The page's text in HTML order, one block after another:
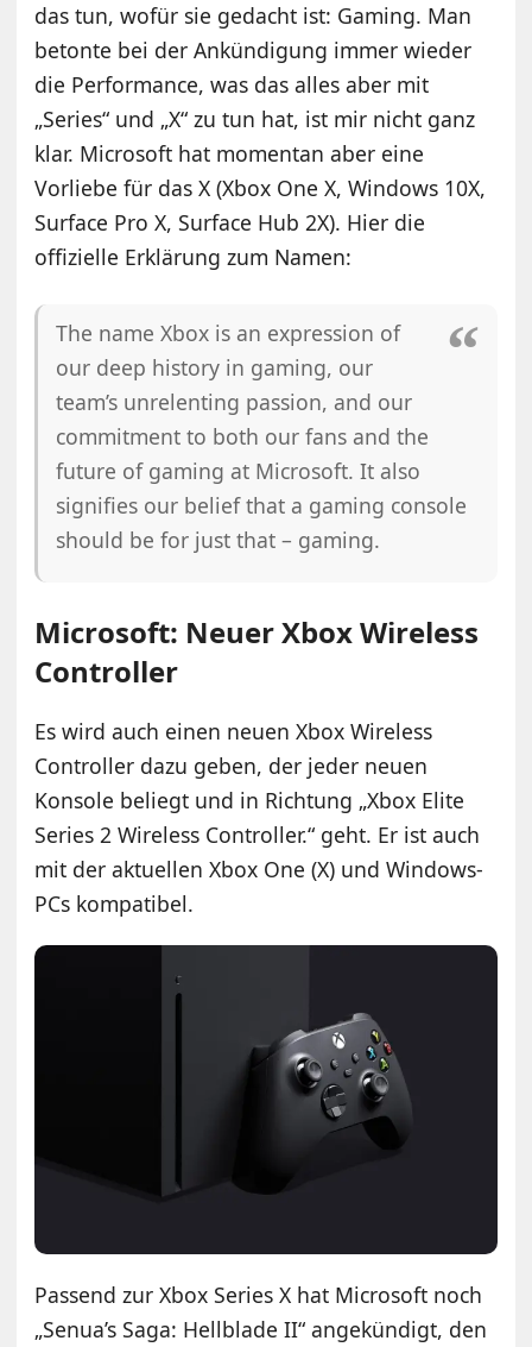
das tun, wofür sie gedacht ist: Gaming. Man
betonte bei der Ankündigung immer wieder
die Performance, was das alles aber mit
„Series“ und „X“ zu tun hat, ist mir nicht ganz
klar. Microsoft hat momentan aber eine
Vorliebe für das X (Xbox One X, Windows 10X,
Surface Pro X, Surface Hub 2X). Hier die
offizielle Erklärung zum Namen:
The name Xbox is an expression of
our deep history in gaming, our
team’s unrelenting passion, and our
commitment to both our fans and the
future of gaming at Microsoft. It also
signifies our belief that a gaming console
should be for just that – gaming.
Microsoft: Neuer Xbox Wireless
Controller
Es wird auch einen neuen Xbox Wireless
Controller dazu geben, der jeder neuen
Konsole beliegt und in Richtung „Xbox Elite
Series 2 Wireless Controller.“ geht. Er ist auch
mit der aktuellen Xbox One (X) und Windows-
PCs kompatibel.
Passend zur Xbox Series X hat Microsoft noch
„Senua’s Saga: Hellblade II“ angekündigt, den